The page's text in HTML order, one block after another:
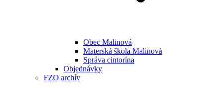
Obec Malinová
Materská škola Malinová
Správa cintorína
Objednávky
FZO archív